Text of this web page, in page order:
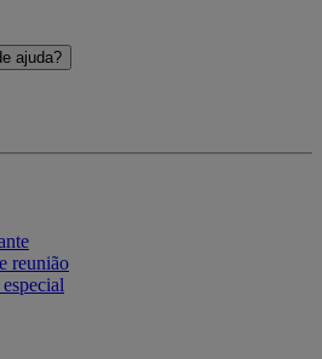
ajuda?
reunião